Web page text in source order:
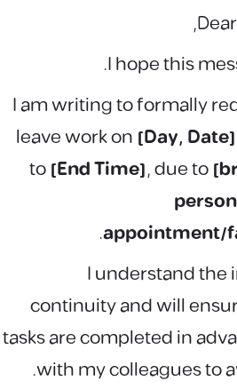
I hope this
I am writing to formally
leave work on [Day, Date]
to[End Time], due to
appointment/
.
I understand the
continuity and will
tasks are completed in
with my colleagues to